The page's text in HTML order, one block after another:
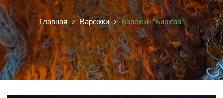
Главная Варежки Варежки “Бирюза”